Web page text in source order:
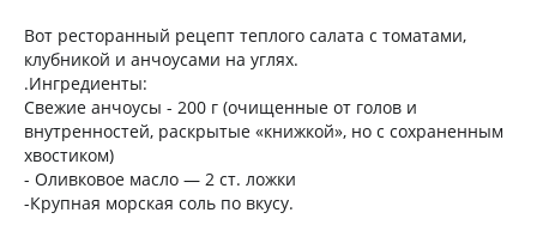
Вот ресторанный рецепт теплого салата с томатами,
клубникой и анчоусами на углях.
.Ингредиенты:
Свежие анчоусы - 200 г (очищенные от голов и
внутренностей, раскрытые «книжкой», но с сохраненным
хвостиком)
- Оливковое масло — 2 ст. ложки
-Крупная морская соль по вкусу.